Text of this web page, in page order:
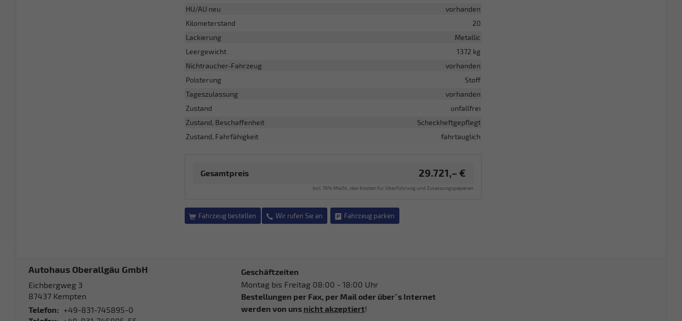
HU/AU neu
vorhanden
Kilometerstand
20
Lackierung
Metallic
Leergewicht
1372 kg
Nichtraucher-Fahrzeug
vorhanden
Polsterung
Stoff
Tageszulassung
vorhanden
Zustand
unfallfrei
Zustand, Beschaffenheit
Scheckheftgepflegt
Zustand, Fahrfähigkeit
fahrtauglich
Gesamtpreis 29.721,– €
incl. 19% MwSt., den Kosten für Überführung und Zulassungspapieren
Fahrzeug bestellen Wir rufen Sie an Fahrzeug parken
Autohaus Oberallgäu GmbH
Eichbergweg 3
87437 Kempten
Telefon: +49-831-745895-0
Geschäftzeiten
Montag bis Freitag 08:00 - 18:00 Uhr
Bestellungen per Fax, per Mail oder über´s Internet
werden von uns nicht akzeptiert!